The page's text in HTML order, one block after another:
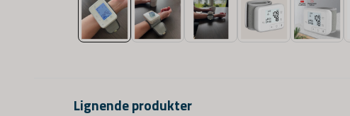
Lignende produkter